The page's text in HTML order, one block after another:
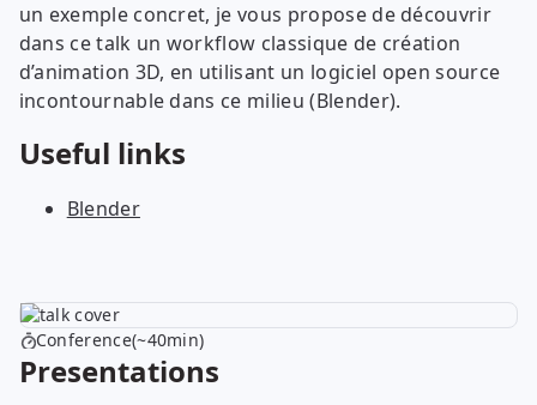
un exemple concret, je vous propose de découvrir
dans ce talk un workflow classique de création
d’animation 3D, en utilisant un logiciel open source
incontournable dans ce milieu (Blender).
Useful links
Blender
Conference(~40min)
Presentations